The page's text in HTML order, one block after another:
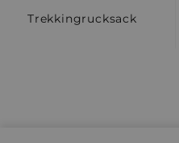
Trekkingrucksack